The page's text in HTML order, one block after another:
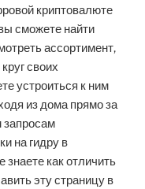
криптовалюте
сможете найти
ассортимент,
своих
устроиться к ним
из дома прямо за
запросам
на гидру в
как отличить
эту страницу в